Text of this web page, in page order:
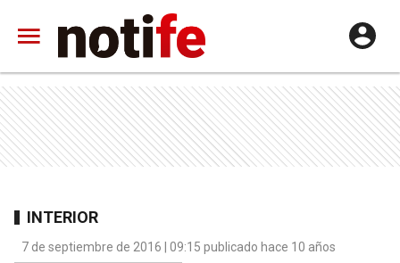
INTERIOR
7 de septiembre de 2016 | 09:15 publicado hace 10 años